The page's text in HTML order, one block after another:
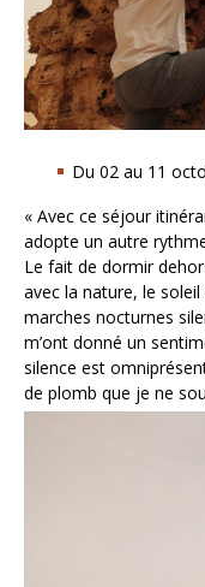
Du 02 au 11
« Avec ce séjour
adopte un autre
Le fait de dormir
avec la nature, le
marches nocturnes
m’ont donné un
silence est
de plomb que je ne